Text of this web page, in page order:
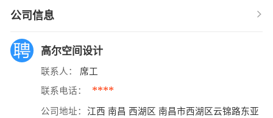
公司信息
高尔空间设计
联系人： 席工
联系电话： ****
公司地址：
江西 南昌 西湖区 南昌市西湖区云锦路东亚